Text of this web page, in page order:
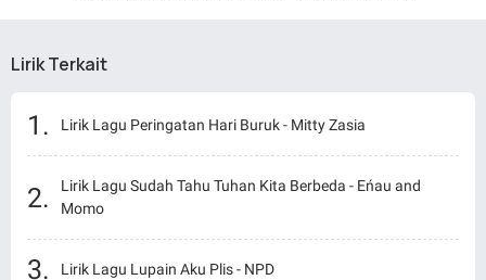
Lirik Terkait
Lirik Lagu Peringatan Hari Buruk - Mitty Zasia
Lirik Lagu Sudah Tahu Tuhan Kita Berbeda - Eńau and
Momo
Lirik Lagu Lupain Aku Plis - NPD